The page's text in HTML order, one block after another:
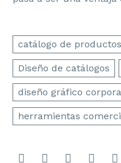
catálogo de productos
Diseño de catálogos
diseño gráfico
herramientas